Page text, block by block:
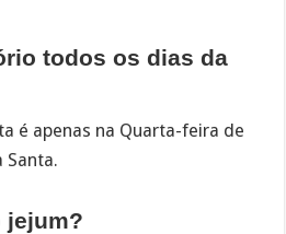
todos os dias da
é apenas na Quarta-feira de
Santa.
jejum?